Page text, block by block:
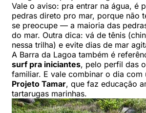
Vale o aviso: pra entrar na água, é
pedras direto pro mar, porque não
se preocupe — a maioria das
do mar. Outra dica: vá de tênis
nessa trilha) e evite dias de mar
A Barra da Lagoa também é
surf pra iniciantes, pelo perfil das
familiar. E vale combinar o dia com
Projeto Tamar, que faz educação
tartarugas marinhas.